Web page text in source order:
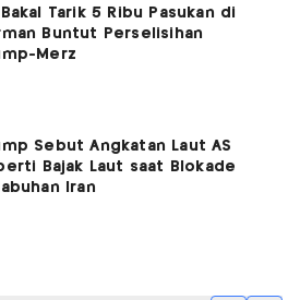
Bakal Tarik 5 Ribu Pasukan di
Buntut Perselisihan
Merz
Sebut Angkatan Laut AS
Bajak Laut saat Blokade
Iran